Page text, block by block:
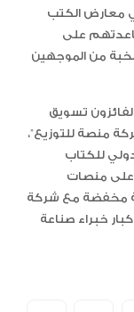
معارض الكتب
على
من الموجهين
تسويق
منصة للتوزيع”،
للكتاب
على منصات
مخفضة مع شركة
خبراء صناعة